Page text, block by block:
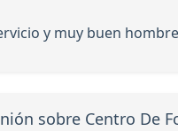
y muy buen hombre
sobre Centro De